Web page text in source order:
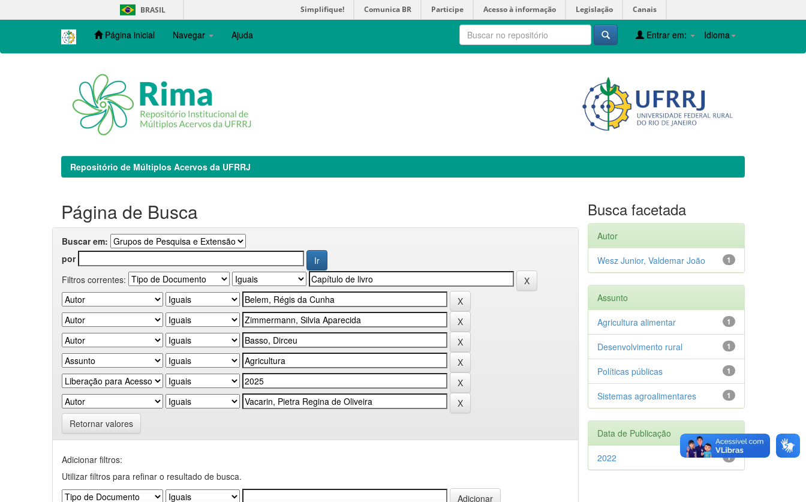
navigation
BRASIL Simplifique! Comunica BR Participe Acesso à informação Legislação Canais
Página inicial Navegar Ajuda Idioma
Entrar em:
Repositório de Múltiplos Acervos da UFRRJ
Página de Busca
Buscar em:
por
Filtros correntes:
Retornar valores
Adicionar filtros:
Utilizar filtros para refinar o resultado de busca.
Busca facetada
Autor
1
Wesz Junior, Valdemar João
Assunto
1
Agricultura alimentar
1
Desenvolvimento rural
1
Políticas públicas
1
Sistemas agroalimentares
Data de Publicação
1
2022